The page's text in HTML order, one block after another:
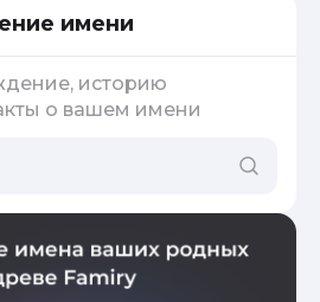
имени
историю
о вашем имени